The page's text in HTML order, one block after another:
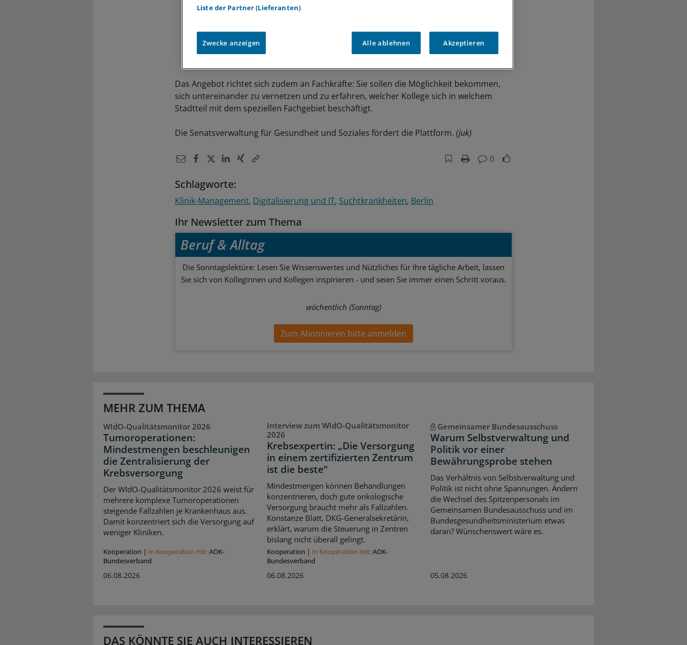
Das Angebot richtet sich zudem an Fachkräfte: Sie sollen die Möglichkeit bekommen,
sich untereinander zu vernetzen und zu erfahren, welcher Kollege sich in welchem
Stadtteil mit dem speziellen Fachgebiet beschäftigt.
Die Senatsverwaltung für Gesundheit und Soziales fördert die Plattform. (juk)
0
Schlagworte:
Klinik-Management Digitalisierung und IT Suchtkrankheiten Berlin
Ihr Newsletter zum Thema
Beruf & Alltag
Die Sonntagslektüre: Lesen Sie Wissenswertes und Nützliches für Ihre tägliche Arbeit, lassen
Sie sich von Kolleginnen und Kollegen inspirieren - und seien Sie immer einen Schritt voraus.
wöchentlich (Sonntag)
Zum Abonnieren bitte anmelden
MEHR ZUM THEMA
WIdO-Qualitätsmonitor 2026
Tumoroperationen:
Mindestmengen beschleunigen
die Zentralisierung der
Krebsversorgung
Der WIdO-Qualitätsmonitor 2026 weist für
mehrere komplexe Tumoroperationen
steigende Fallzahlen je Krankenhaus aus.
Damit konzentriert sich die Versorgung auf
weniger Kliniken.
Kooperation | In Kooperation mit:AOK-
Bundesverband
06.08.2026
Interview zum WIdO-Qualitätsmonitor
2026
Krebsexpertin: „Die Versorgung
in einem zertifizierten Zentrum
ist die beste“
Mindestmengen können Behandlungen
konzentrieren, doch gute onkologische
Versorgung braucht mehr als Fallzahlen.
Konstanze Blatt, DKG-Generalsekretärin,
erklärt, warum die Steuerung in Zentren
bislang nicht überall gelingt.
Kooperation | In Kooperation mit:AOK-
Bundesverband
06.08.2026
Gemeinsamer Bundesausschuss
Warum Selbstverwaltung und
Politik vor einer
Bewährungsprobe stehen
Das Verhältnis von Selbstverwaltung und
Politik ist nicht ohne Spannungen. Ändern
die Wechsel des Spitzenpersonals im
Gemeinsamen Bundesausschuss und im
Bundesgesundheitsministerium etwas
daran? Wünschenswert wäre es.
05.08.2026
DAS KÖNNTE SIE AUCH INTERESSIEREN
Liste der Partner (Lieferanten)
Zwecke anzeigen Alle ablehnen Akzeptieren